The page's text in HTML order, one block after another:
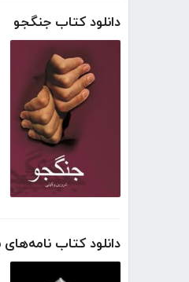
دانلود کتاب جنگجو
دانلود کتاب